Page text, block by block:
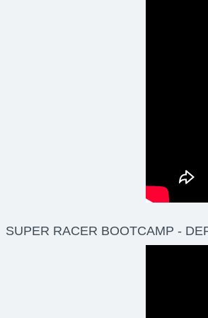
SUPER RACER BOOTCAMP -